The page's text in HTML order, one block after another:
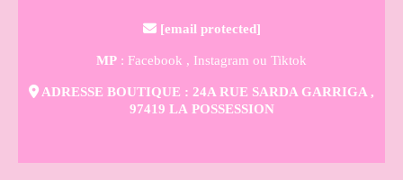
 [email protected]
MP : Facebook , Instagram ou Tiktok
 ADRESSE BOUTIQUE : 24A RUE SARDA GARRIGA ,
97419 LA POSSESSION